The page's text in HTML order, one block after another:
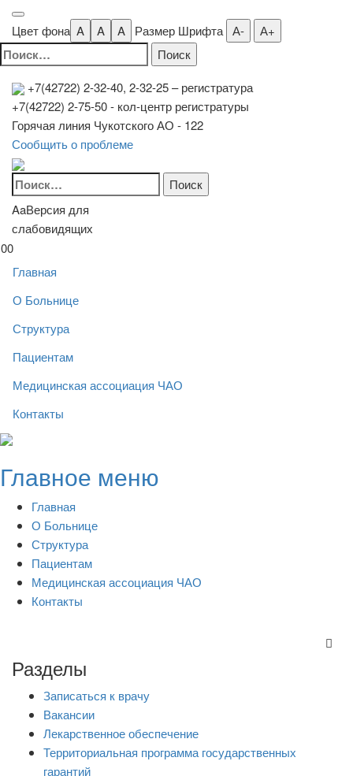
Цвет фона A A A Размер Шрифта А- А+
Найти:
+7(42722) 2-32-40, 2-32-25– регистратура
+7(42722) 2-75-50 - кол-центр регистратуры
Горячая линия Чукотского АО - 122
Сообщить о проблеме
Найти:
AaВерсия для
слабовидящих
00
Главная
О Больнице
Структура
Пациентам
Медицинская ассоциация ЧАО
Контакты
Skip
content
Главное меню
Главная
О Больнице
Структура
Пациентам
Медицинская ассоциация ЧАО
Контакты
Разделы
Записаться к врачу
Вакансии
Лекарственное обеспечение
Территориальная программа государственных
гарантий